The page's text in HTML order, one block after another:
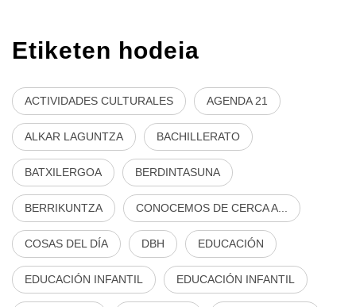
Etiketen hodeia
ACTIVIDADES CULTURALES AGENDA 21
ALKAR LAGUNTZA BACHILLERATO
BATXILERGOA BERDINTASUNA
BERRIKUNTZA CONOCEMOS DE CERCA A...
COSAS DEL DÍA DBH EDUCACIÓN
EDUCACIÓN INFANTIL EDUCACIÓN INFANTIL